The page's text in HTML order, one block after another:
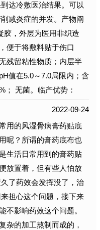
达冷敷医治结果。可以
减炎症的并发。产物阐
胶，外层为医用非织造
便于将敷料贴于伤口
残留粘性物质；内层半
值在5.0～7.0局限内；含
； 无菌。临产优势：
2022-09-24
用的风湿骨病膏药贴底
呢？所谓的膏药底布也
生活日常用到的膏药贴
放置着，但有些人怕放
了药效会发挥没了，治
担心这个问题，接下来
不影响药效这个问题。
杂的加工熬制而成的，